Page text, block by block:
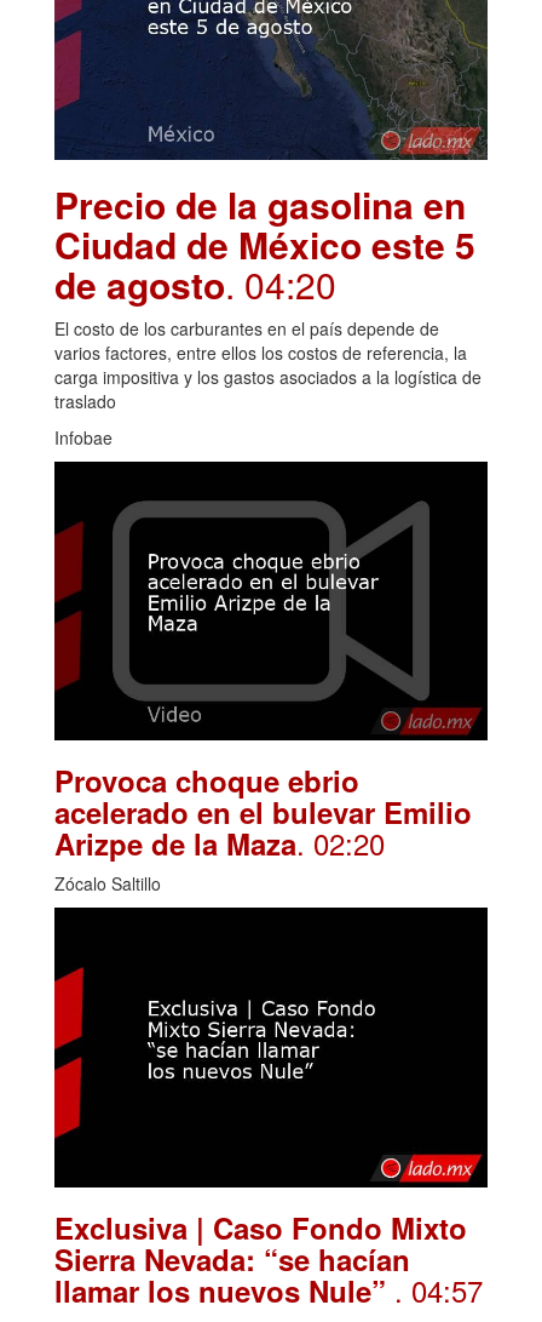
Precio de la gasolina en
Ciudad de México este 5
de agosto. 04:20
El costo de los carburantes en el país depende de
varios factores, entre ellos los costos de referencia, la
carga impositiva y los gastos asociados a la logística de
traslado
Infobae
Provoca choque ebrio
acelerado en el bulevar Emilio
Arizpe de la Maza. 02:20
Zócalo Saltillo
Exclusiva | Caso Fondo Mixto
Sierra Nevada: “se hacían
llamar los nuevos Nule” . 04:57